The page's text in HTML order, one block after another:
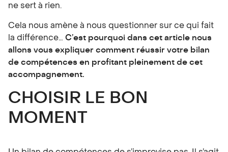
ne sert à rien.
Cela nous amène à nous questionner sur ce qui fait
la différence… C’est pourquoi dans cet article nous
allons vous expliquer comment réussir votre bilan
de compétences en profitant pleinement de cet
accompagnement.
CHOISIR LE BON
MOMENT